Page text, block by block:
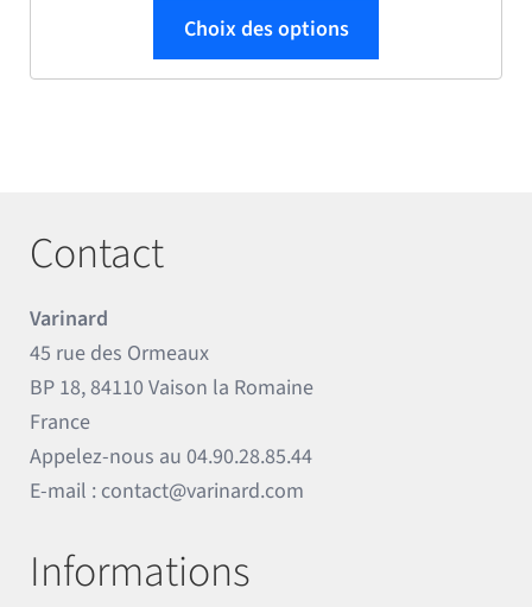
Choix des options
Contact
Varinard
45 rue des Ormeaux
BP 18, 84110 Vaison la Romaine
France
Appelez-nous au04.90.28.85.44
E-mail : contact@varinard.com
Informations